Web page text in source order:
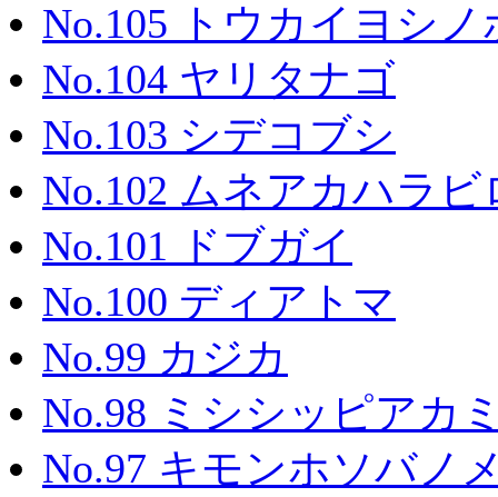
No.105 トウカイヨシノ
No.104 ヤリタナゴ
No.103 シデコブシ
No.102 ムネアカハラ
No.101 ドブガイ
No.100 ディアトマ
No.99 カジカ
No.98 ミシシッピアカ
No.97 キモンホソバノ